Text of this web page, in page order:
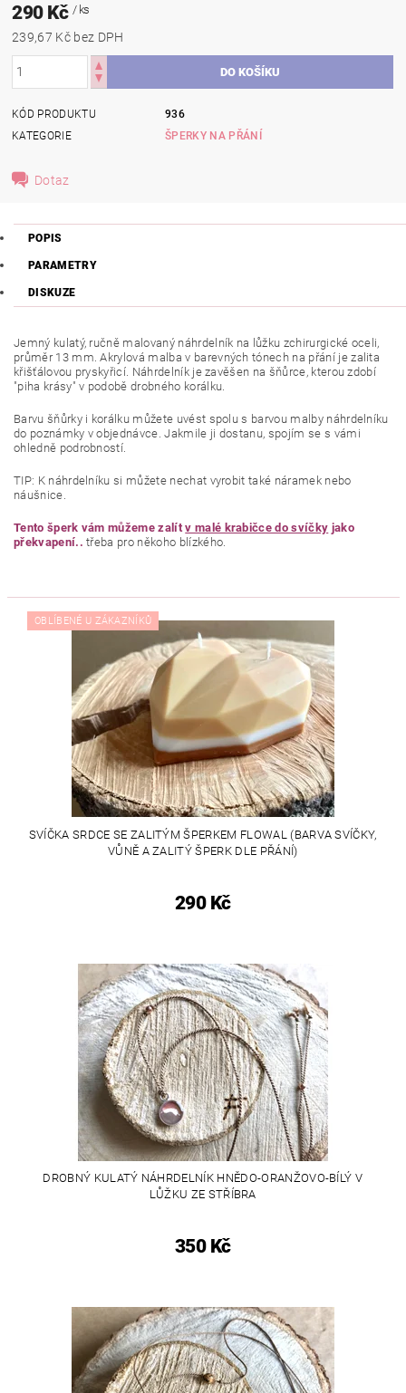
290 Kč / ks
239,67 Kč bez DPH
KÓD PRODUKTU
936
KATEGORIE
ŠPERKY NA PŘÁNÍ
Dotaz
POPIS
PARAMETRY
DISKUZE
Jemný kulatý, ručně malovaný náhrdelník na lůžku zchirurgické oceli,
průměr 13 mm. Akrylová malba v barevných tónech na přání je zalita
křišťálovou pryskyřicí. Náhrdelník je zavěšen na šňůrce, kterou zdobí
"piha krásy" v podobě drobného korálku.
Barvu šňůrky i korálku můžete uvést spolu s barvou malby náhrdelníku
do poznámky v objednávce. Jakmile ji dostanu, spojím se s vámi
ohledně podrobností.
TIP: K náhrdelníku si můžete nechat vyrobit také náramek nebo
náušnice.
Tento šperk vám můžeme zalítv malé krabičce do svíčky jako
překvapení.. třeba pro někoho blízkého.
OBLÍBENÉ U ZÁKAZNÍKŮ
SVÍČKA SRDCE SE ZALITÝM ŠPERKEM FLOWAL (BARVA SVÍČKY,
VŮNĚ A ZALITÝ ŠPERK DLE PŘÁNÍ)
290 Kč
DROBNÝ KULATÝ NÁHRDELNÍK HNĚDO-ORANŽOVO-BÍLÝ V
LŮŽKU ZE STŘÍBRA
350 Kč